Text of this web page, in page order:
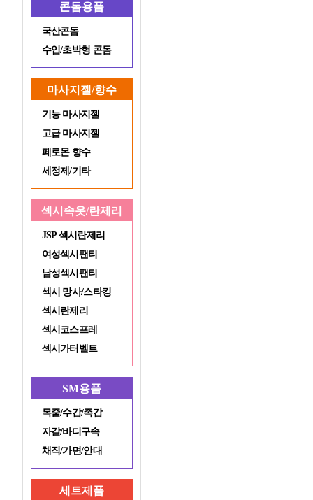
콘돔용품
국산콘돔
수입/초박형 콘돔
마사지젤/향수
기능 마사지젤
고급 마사지젤
페로몬 향수
세정제/기타
섹시속옷/란제리
JSP 섹시란제리
여성섹시팬티
남성섹시팬티
섹시 망사/스타킹
섹시란제리
섹시코스프레
섹시가터벨트
SM용품
목줄/수갑/족갑
자갈/바디구속
채직/가면/안대
세트제품